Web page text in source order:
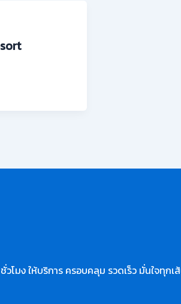
โมง ให้บริการ ครอบคลุม รวดเร็ว มั่นใจทุกเ